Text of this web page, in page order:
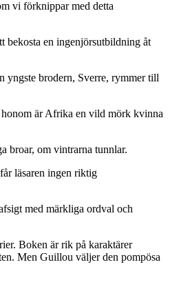
vi förknippar med detta
bekosta en ingenjörsutbildning åt
yngste brodern, Sverre, rymmer till
är Afrika en vild mörk kvinna
broar, om vintrarna tunnlar.
läsaren ingen riktig
med märkliga ordval och
Boken är rik på karaktärer
Men Guillou väljer den pompösa